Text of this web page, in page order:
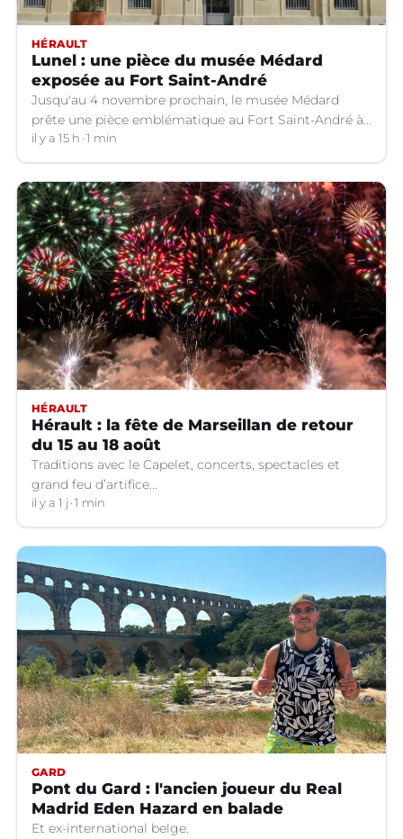
HÉRAULT
Lunel : une pièce du musée Médard
exposée au Fort Saint-André
Jusqu'au 4 novembre prochain, le musée Médard
prête une pièce emblématique au Fort Saint-André à
Villeneuve-lez-Avignon (Gard).
il y a 15 h 1 min
HÉRAULT
Hérault : la fête de Marseillan de retour
du 15 au 18 août
Traditions avec le Capelet, concerts, spectacles et
grand feu d’artifice...
il y a 1 j 1 min
GARD
Pont du Gard : l'ancien joueur du Real
Madrid Eden Hazard en balade
Et ex-international belge.